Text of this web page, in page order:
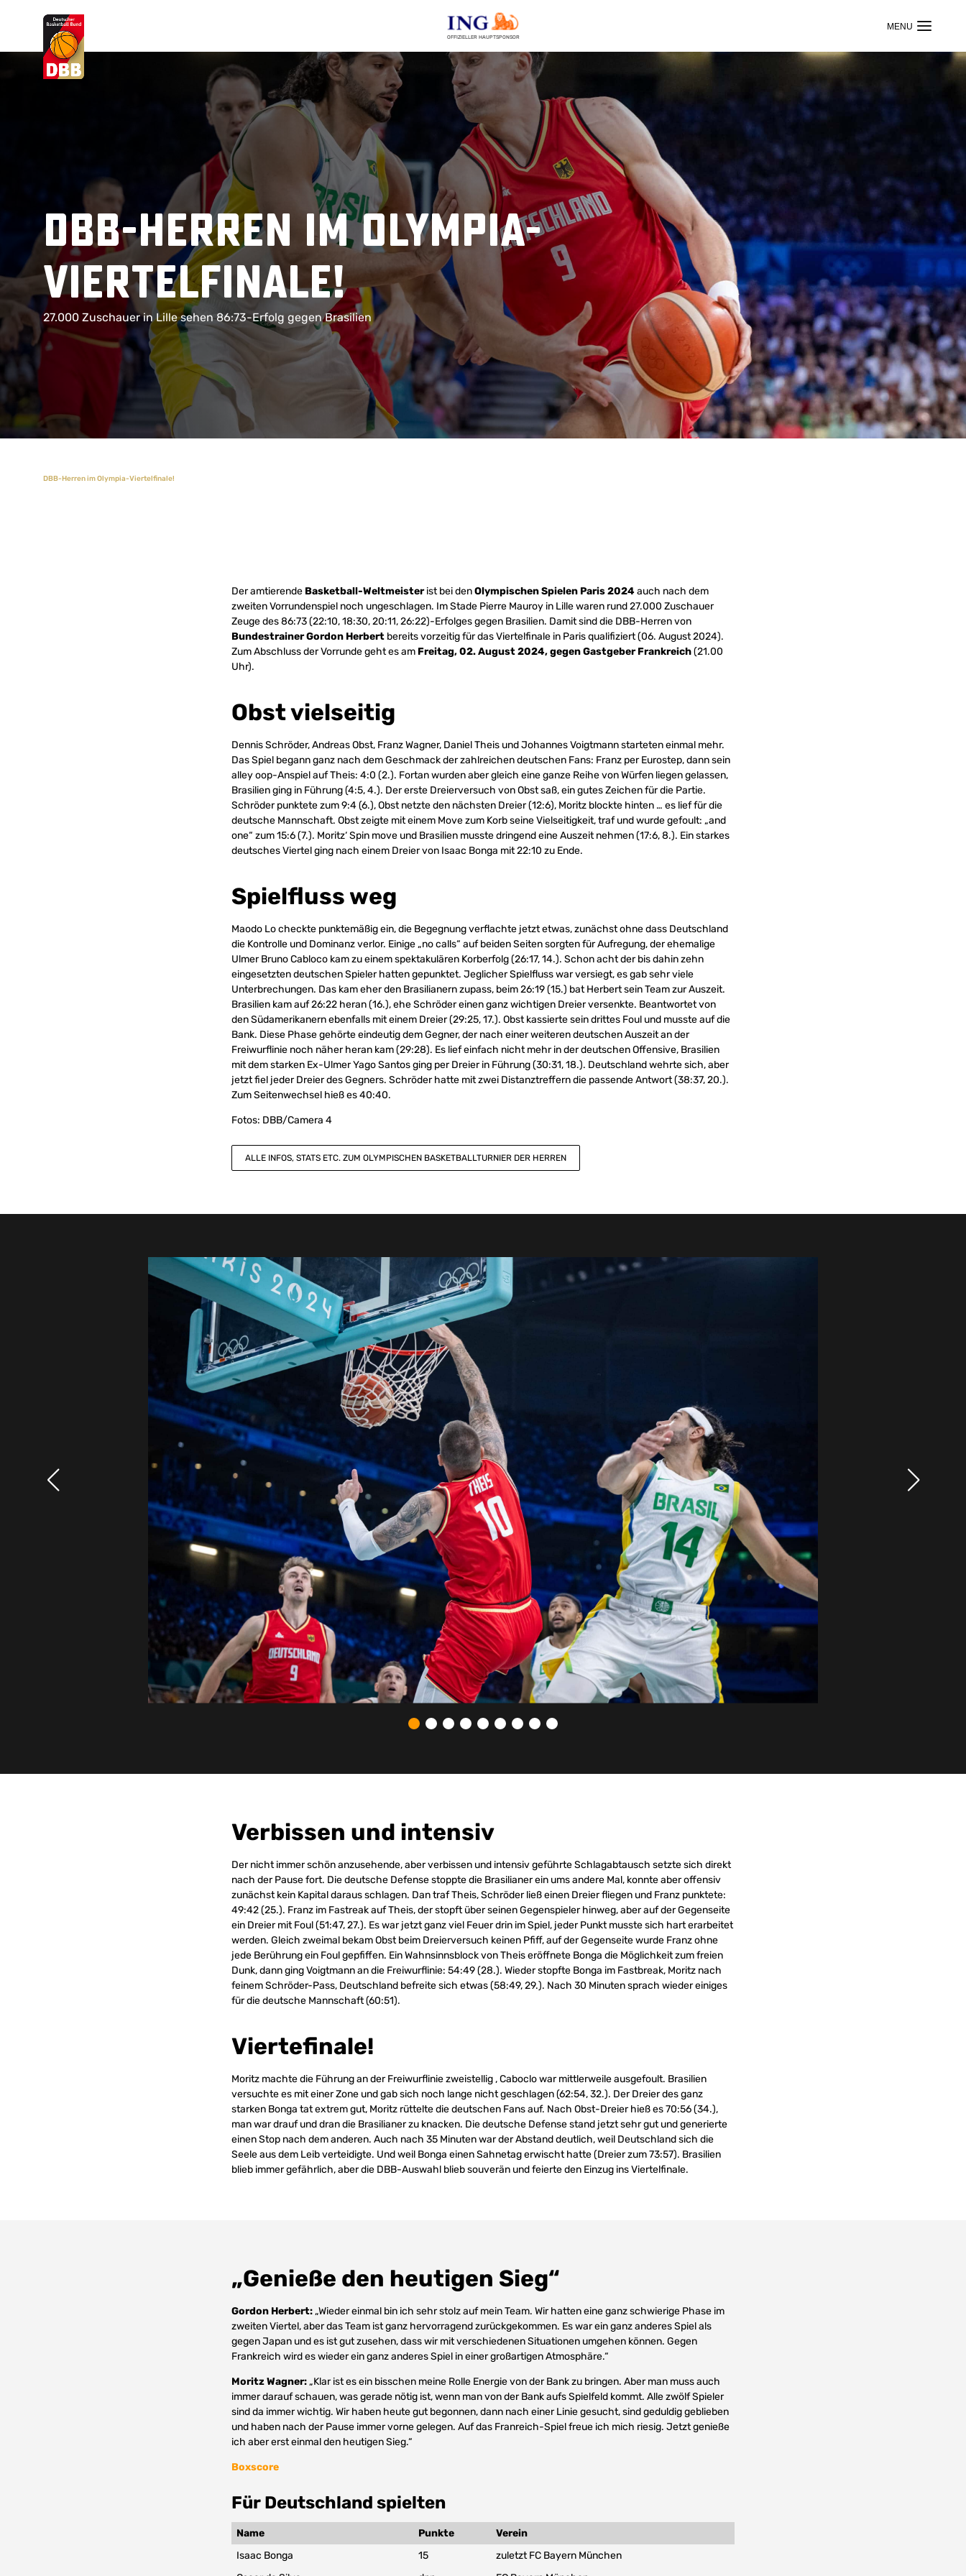
OFFIZIELLER HAUPTSPONSOR
Suchvorschläge
DBB-Herren im Olympia-
Viertelfinale!
27.000 Zuschauer in Lille sehen 86:73-Erfolg gegen Brasilien
DBB-Herren im Olympia-Viertelfinale!
Der amtierende Basketball-Weltmeisterist bei denOlympischen Spielen Paris 2024auch nach dem
zweiten Vorrundenspiel noch ungeschlagen. Im Stade Pierre Mauroy in Lille waren rund 27.000 Zuschauer
Zeuge des 86:73 (22:10, 18:30, 20:11, 26:22)-Erfolges gegen Brasilien. Damit sind die DBB-Herren von
Bundestrainer Gordon Herbert bereits vorzeitig für das Viertelfinale in Paris qualifiziert (06. August 2024).
Zum Abschluss der Vorrunde geht es am Freitag, 02. August 2024, gegen Gastgeber Frankreich(21.00
Uhr).
Obst vielseitig
Dennis Schröder, Andreas Obst, Franz Wagner, Daniel Theis und Johannes Voigtmann starteten einmal mehr.
Das Spiel begann ganz nach dem Geschmack der zahlreichen deutschen Fans: Franz per Eurostep, dann sein
alley oop-Anspiel auf Theis: 4:0 (2.). Fortan wurden aber gleich eine ganze Reihe von Würfen liegen gelassen,
Brasilien ging in Führung (4:5, 4.). Der erste Dreierversuch von Obst saß, ein gutes Zeichen für die Partie.
Schröder punktete zum 9:4 (6.), Obst netzte den nächsten Dreier (12:6), Moritz blockte hinten … es lief für die
deutsche Mannschaft. Obst zeigte mit einem Move zum Korb seine Vielseitigkeit, traf und wurde gefoult: „and
one“ zum 15:6 (7.). Moritz‘ Spin move und Brasilien musste dringend eine Auszeit nehmen (17:6, 8.). Ein starkes
deutsches Viertel ging nach einem Dreier von Isaac Bonga mit 22:10 zu Ende.
Spielfluss weg
Maodo Lo checkte punktemäßig ein, die Begegnung verflachte jetzt etwas, zunächst ohne dass Deutschland
die Kontrolle und Dominanz verlor. Einige „no calls“ auf beiden Seiten sorgten für Aufregung, der ehemalige
Ulmer Bruno Cabloco kam zu einem spektakulären Korberfolg (26:17, 14.). Schon acht der bis dahin zehn
eingesetzten deutschen Spieler hatten gepunktet. Jeglicher Spielfluss war versiegt, es gab sehr viele
Unterbrechungen. Das kam eher den Brasilianern zupass, beim 26:19 (15.) bat Herbert sein Team zur Auszeit.
Brasilien kam auf 26:22 heran (16.), ehe Schröder einen ganz wichtigen Dreier versenkte. Beantwortet von
den Südamerikanern ebenfalls mit einem Dreier (29:25, 17.). Obst kassierte sein drittes Foul und musste auf die
Bank. Diese Phase gehörte eindeutig dem Gegner, der nach einer weiteren deutschen Auszeit an der
Freiwurflinie noch näher heran kam (29:28). Es lief einfach nicht mehr in der deutschen Offensive, Brasilien
mit dem starken Ex-Ulmer Yago Santos ging per Dreier in Führung (30:31, 18.). Deutschland wehrte sich, aber
jetzt fiel jeder Dreier des Gegners. Schröder hatte mit zwei Distanztreffern die passende Antwort (38:37, 20.).
Zum Seitenwechsel hieß es 40:40.
Fotos: DBB/Camera 4
ALLE INFOS, STATS ETC. ZUM OLYMPISCHEN BASKETBALLTURNIER DER HERREN
Verbissen und intensiv
Der nicht immer schön anzusehende, aber verbissen und intensiv geführte Schlagabtausch setzte sich direkt
nach der Pause fort. Die deutsche Defense stoppte die Brasilianer ein ums andere Mal, konnte aber offensiv
zunächst kein Kapital daraus schlagen. Dan traf Theis, Schröder ließ einen Dreier fliegen und Franz punktete:
49:42 (25.). Franz im Fastreak auf Theis, der stopft über seinen Gegenspieler hinweg, aber auf der Gegenseite
ein Dreier mit Foul (51:47, 27.). Es war jetzt ganz viel Feuer drin im Spiel, jeder Punkt musste sich hart erarbeitet
werden. Gleich zweimal bekam Obst beim Dreierversuch keinen Pfiff, auf der Gegenseite wurde Franz ohne
jede Berührung ein Foul gepfiffen. Ein Wahnsinnsblock von Theis eröffnete Bonga die Möglichkeit zum freien
Dunk, dann ging Voigtmann an die Freiwurflinie: 54:49 (28.). Wieder stopfte Bonga im Fastbreak, Moritz nach
feinem Schröder-Pass, Deutschland befreite sich etwas (58:49, 29.). Nach 30 Minuten sprach wieder einiges
für die deutsche Mannschaft (60:51).
Viertefinale!
Moritz machte die Führung an der Freiwurflinie zweistellig , Caboclo war mittlerweile ausgefoult. Brasilien
versuchte es mit einer Zone und gab sich noch lange nicht geschlagen (62:54, 32.). Der Dreier des ganz
starken Bonga tat extrem gut, Moritz rüttelte die deutschen Fans auf. Nach Obst-Dreier hieß es 70:56 (34.),
man war drauf und dran die Brasilianer zu knacken. Die deutsche Defense stand jetzt sehr gut und generierte
einen Stop nach dem anderen. Auch nach 35 Minuten war der Abstand deutlich, weil Deutschland sich die
Seele aus dem Leib verteidigte. Und weil Bonga einen Sahnetag erwischt hatte (Dreier zum 73:57). Brasilien
blieb immer gefährlich, aber die DBB-Auswahl blieb souverän und feierte den Einzug ins Viertelfinale.
„Genieße den heutigen Sieg“
Gordon Herbert: „Wieder einmal bin ich sehr stolz auf mein Team. Wir hatten eine ganz schwierige Phase im
zweiten Viertel, aber das Team ist ganz hervorragend zurückgekommen. Es war ein ganz anderes Spiel als
gegen Japan und es ist gut zusehen, dass wir mit verschiedenen Situationen umgehen können. Gegen
Frankreich wird es wieder ein ganz anderes Spiel in einer großartigen Atmosphäre.“
Moritz Wagner: „Klar ist es ein bisschen meine Rolle Energie von der Bank zu bringen. Aber man muss auch
immer darauf schauen, was gerade nötig ist, wenn man von der Bank aufs Spielfeld kommt. Alle zwölf Spieler
sind da immer wichtig. Wir haben heute gut begonnen, dann nach einer Linie gesucht, sind geduldig geblieben
und haben nach der Pause immer vorne gelegen. Auf das Franreich-Spiel freue ich mich riesig. Jetzt genieße
ich aber erst einmal den heutigen Sieg.“
Boxscore
Für Deutschland spielten
Name Punkte
Verein
Isaac Bonga
15
zuletzt FC Bayern München